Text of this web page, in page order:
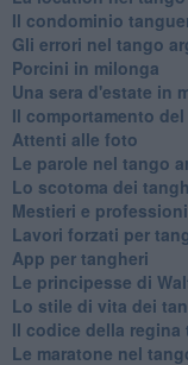
Il condominio
Gli errori nel tango
Porcini in milonga
Una sera d'estate in
Il comportamento
Attenti alle foto
Le parole nel tango
Lo scotoma dei
Mestieri e
Lavori forzati per
App per tangheri
Le principesse di
Lo stile di vita dei
Il codice della regina
Le maratone nel